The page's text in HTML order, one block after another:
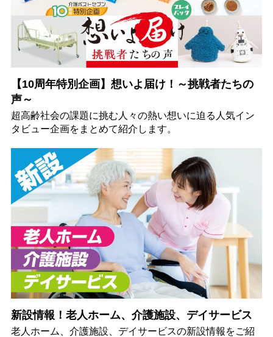
【10周年特別企画】想いよ届け！～挑戦者たちの
声～
超高齢社会の課題に挑む人々の熱い想いに迫る人気イン
タビュー企画をまとめて紹介します。
新設情報！老人ホーム、介護施設、デイサービス
老人ホーム、介護施設、デイサービスの新設情報をご紹